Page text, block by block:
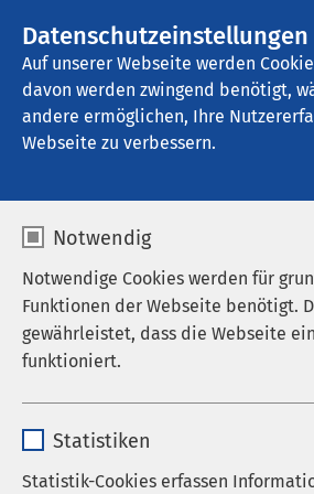
Datenschutzeinstellungen
Auf unserer Webseite werden
davon werden zwingend benötigt,
andere ermöglichen, Ihre
Webseite zu verbessern.
Notwendig
Notwendige Cookies werden für
Funktionen der Webseite benötigt.
gewährleistet, dass die Webseite
funktioniert.
Anbieter sgalinski
Statistiken
Statistik-Cookies erfassen
AMEOS Eingliederung Hildesheim